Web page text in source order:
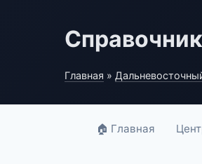
Главная »
🏠 Главная